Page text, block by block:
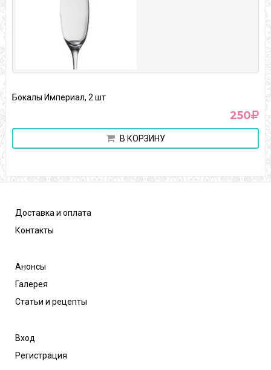
Бокалы Империал, 2 шт
250
В КОРЗИНУ
Доставка и оплата
Контакты
Анонсы
Галерея
Статьи и рецепты
Вход
Регистрация